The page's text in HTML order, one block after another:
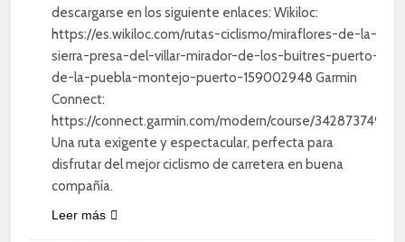
descargarse en los siguiente enlaces: Wikiloc:
https://es.wikiloc.com/rutas-ciclismo/miraflores-de-la-
sierra-presa-del-villar-mirador-de-los-buitres-puerto-
de-la-puebla-montejo-puerto-159002948 Garmin
Connect:
https://connect.garmin.com/modern/course/342873749
Una ruta exigente y espectacular, perfecta para
disfrutar del mejor ciclismo de carretera en buena
compañía.
Leer más